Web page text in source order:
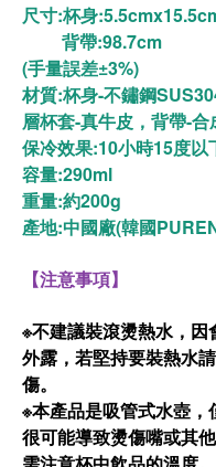
尺寸:杯身
背帶:98.7cm
(手量誤差±3%)
材質:杯身-不鏽鋼
層杯套-真牛皮 ，背帶-合
保冷效果:10小時15度
容量:290ml
重量:約200g
產地:中國廠(韓國
【注意事項】
※不建議裝滾燙熱水，
外露，若堅持要裝熱水
傷。
※本產品是吸管式水壺
很可能導致燙傷嘴或其